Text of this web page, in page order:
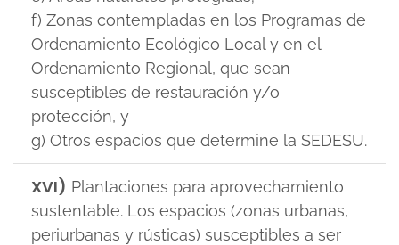
f) Zonas contempladas en los Programas de
Ordenamiento Ecológico Local y en el
Ordenamiento Regional, que sean
susceptibles de restauración y/o
protección, y
g) Otros espacios que determine la SEDESU.
XVI) Plantaciones para aprovechamiento
sustentable. Los espacios (zonas urbanas,
periurbanas y rústicas) susceptibles a ser